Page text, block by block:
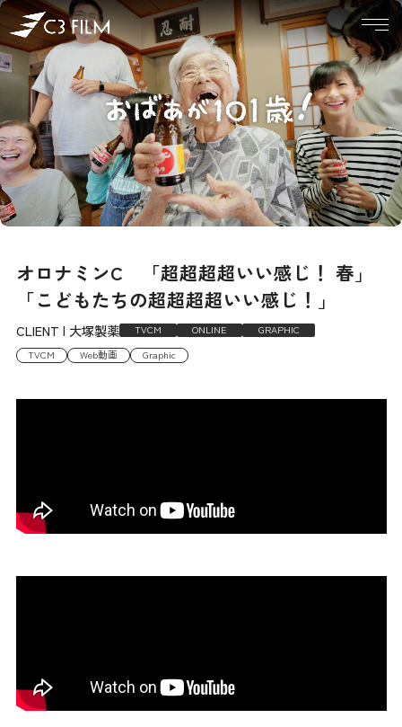
オロナミンC 「超超超超いい感じ！ 春」
「こどもたちの超超超超いい感じ！」
CLIENT | 大塚製薬 TVCM ONLINE
GRAPHIC
TVCM
Web動画 Graphic